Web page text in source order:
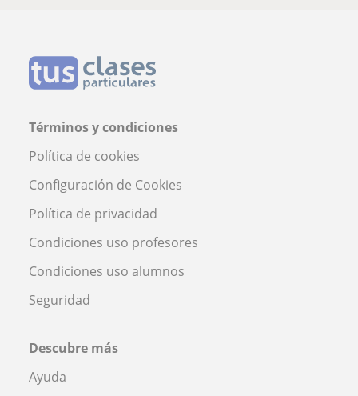
Términos y condiciones
Política de cookies
Configuración de Cookies
Política de privacidad
Condiciones uso profesores
Condiciones uso alumnos
Seguridad
Descubre más
Ayuda